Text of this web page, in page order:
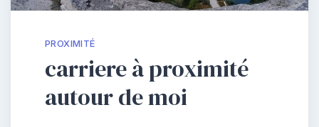
PROXIMITÉ
carriere à proximité
autour de moi